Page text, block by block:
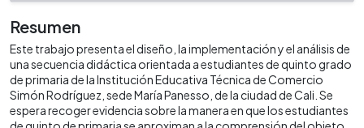
Resumen
Este trabajo presenta el diseño, la implementación y el análisis de
una secuencia didáctica orientada a estudiantes de quinto grado
de primaria de la Institución Educativa Técnica de Comercio
Simón Rodríguez, sede María Panesso, de la ciudad de Cali. Se
espera recoger evidencia sobre la manera en que los estudiantes